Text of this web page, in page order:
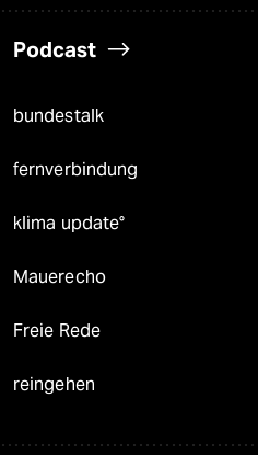
Podcast
bundestalk
fernverbindung
klima update°
Mauerecho
Freie Rede
reingehen